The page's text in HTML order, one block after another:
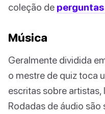
coleção de
Música
Geralmente dividida
o mestre de quiz toca
escritas sobre artistas,
Rodadas de áudio